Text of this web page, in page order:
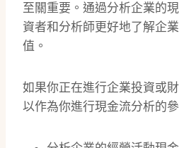
至關重要。通過分析企業的
資者和分析師更好地了解企
值。
如果你正在進行企業投資或
以作為你進行現金流分析的參